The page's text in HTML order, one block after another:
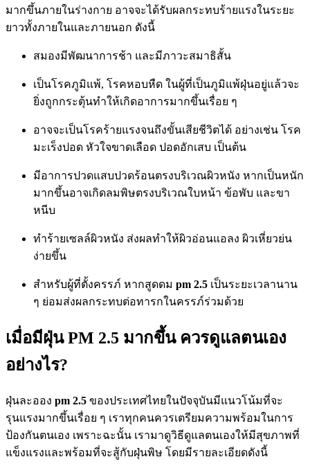
มากขึ้นภายในร่างกาย อาจจะได้รับผลกระทบร้ายแรงในระยะ
ยาวทั้งภายในและภายนอก ดังนี้
สมองมีพัฒนาการช้า และมีภาวะสมาธิสั้น
เป็นโรคภูมิแพ้, โรคหอบหืด ในผู้ที่เป็นภูมิแพ้ฝุ่นอยู่แล้วจะ
ยิ่งถูกกระตุ้นทำให้เกิดอาการมากขึ้นเรื่อย ๆ
อาจจะเป็นโรคร้ายแรงจนถึงขั้นเสียชีวิตได้ อย่างเช่น โรค
มะเร็งปอด หัวใจขาดเลือด ปอดอักเสบ เป็นต้น
มีอาการปวดแสบปวดร้อนตรงบริเวณผิวหนัง หากเป็นหนัก
มากขึ้นอาจเกิดลมพิษตรงบริเวณใบหน้า ข้อพับ และขา
หนีบ
ทำร้ายเซลล์ผิวหนัง ส่งผลทำให้ผิวอ่อนแอลง ผิวเหี่ยวย่น
ง่ายขึ้น
สำหรับผู้ที่ตั้งครรภ์ หากสูดดม pm 2.5 เป็นระยะเวลานาน
ๆ ย่อมส่งผลกระทบต่อทารกในครรภ์ร่วมด้วย
เมื่อมีฝุ่น PM 2.5 มากขึ้น ควรดูแลตนเอง
อย่างไร?
ฝุ่นละออง pm 2.5 ของประเทศไทยในปัจจุบันมีแนวโน้มที่จะ
รุนแรงมากขึ้นเรื่อย ๆ เราทุกคนควรเตรียมความพร้อมในการ
ป้องกันตนเอง เพราะฉะนั้น เรามาดูวิธีดูแลตนเองให้มีสุขภาพที่
แข็งแรงและพร้อมที่จะสู้กับฝุ่นพิษ โดยมีรายละเอียดดังนี้